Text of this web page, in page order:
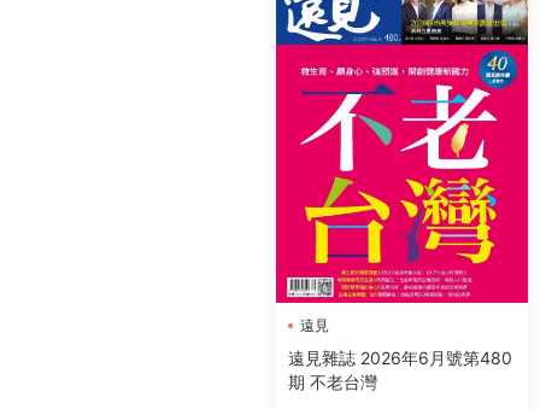
遠見
遠見雜誌 2026年6月號第480
期 不老台灣